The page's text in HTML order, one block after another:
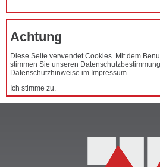
Achtung
Diese Seite verwendet Cookies. Mit dem
stimmen Sie unseren
Datenschutzhinweise im Impressum.
Ich stimme zu.